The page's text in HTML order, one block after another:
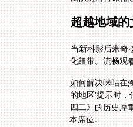
超越地域
当新科影后米奇
化纽带。流畅观
如何解决咪咕在
的地区'提示时
四二》的历史厚
本席位。